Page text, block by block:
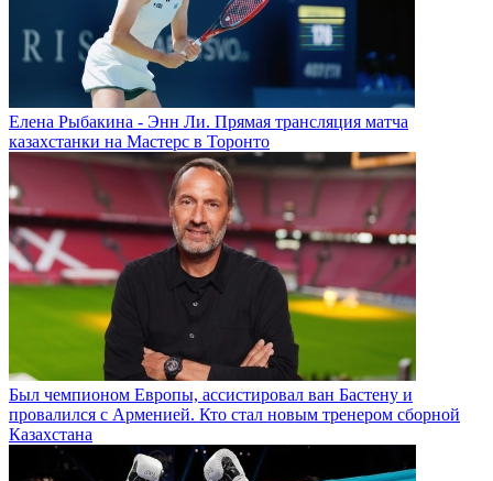
Елена Рыбакина - Энн Ли. Прямая трансляция матча
казахстанки на Мастерс в Торонто
Был чемпионом Европы, ассистировал ван Бастену и
провалился с Арменией. Кто стал новым тренером сборной
Казахстана